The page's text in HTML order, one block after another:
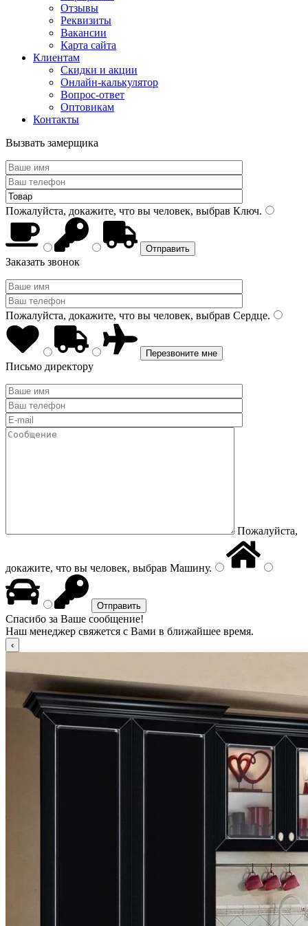
Отзывы
Реквизиты
Вакансии
Карта сайта
Клиентам
Скидки и акции
Онлайн-калькулятор
Вопрос-ответ
Оптовикам
Контакты
Вызвать замерщика
Пожалуйста, докажите, что вы человек, выбрав Ключ.
Заказать звонок
Пожалуйста, докажите, что вы человек, выбрав Сердце.
Письмо директору
Пожалуйста,
докажите, что вы человек, выбрав Машину.
Спасибо за Ваше сообщение!
Наш менеджер свяжется с Вами в ближайшее время.